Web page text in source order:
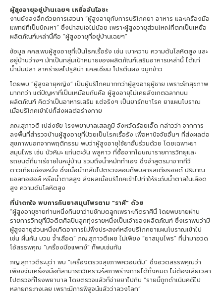
ผู้สูงอายุอยู่บ้านเฉยๆ เหยื่ออันโอชะ
งานยังลงลึกด้วยการเสวนา “ผู้สูงอายุกับการบริโภคยา อาหาร และเครื่องมือ
แพทย์ที่เป็นปัญหา” ซึ่งน่าสนใจไม่น้อย เพราะผู้สูงอายุส่วนใหญ่ที่ตกเป็นเหยื่อ
ผลิตภัณฑ์เหล่านี้คือ “ผู้สูงอายุที่อยู่บ้านเฉยๆ”
ข้อมูล คคส.พบผู้สูงอายุที่เป็นโรคเรื้อรัง เช่น เบาหวาน ความดันโลหิตสูง และ
อยู่บ้านว่างๆ มักเป็นกลุ่มเป้าหมายของผลิตภัณฑ์เสริมอาหารเหล่านี้ ได้แก่
น้ำมันปลา สาหร่ายสไปรูลิน่า แคลเซียม โปรตีนผง จมูกข้าว
โดยพบ “ผู้สูงอายุหญิง” เป็นผู้บริโภคมากกว่าผู้สูงอายุผู้ชาย เพราะรักสุขภาพ
มากกว่า แต่ปัญหาที่เป็นเหมือนกันคือ ผู้สูงอายุไม่เคยสังเกตฉลากบน
ผลิตภัณฑ์ คิดว่าเป็นอาหารเสริม แต่จริงๆ เป็นยารักษาโรค ยาแผนโบราณ
เมื่อบริโภคเข้าไปก็ส่งผลต่อร่างกาย
ภญ.สุภาวดี เปล่งชัย โรงพยาบาลเสลภูมิ จังหวัดร้อยเอ็ด กล่าวว่า จากการ
ลงพื้นที่สำรวจบ้านผู้สูงอายุที่ป่วยเป็นโรคเรื้อรัง เพื่อหาปัจจัยอื่นๆ ที่ส่งผลต่อ
สุขภาพนอกจากพฤติกรรม พบว่าผู้สูงอายุใช้ยาอื่นร่วมด้วย โดยเฉพาะยา
สมุนไพร เช่น บัวหิมะ แก่นตะวัน พลูคาว ที่ซื้อจากโฆษณารายการวิทยุและ
รถยนต์ที่มาเร่ขายในหมู่บ้าน รวมถึงน้ำหมักทำเอง ซึ่งจำสูตรมาจากทีวี
ดาวเทียมช่องหนึ่ง ซึ่งเมื่อนำกลับไปตรวจสอบก็พบสารสเตียรอยด์ ปริมาณ
แอลกอฮอล์ หรือน้ำตาลสูง ส่งผลเมื่อบริโภคเข้าไปทำให้ระดับน้ำตาลในเลือด
สูง ความดันโลหิตสูง
ที่น่าตกใจ พบการกินยาสมุนไพรตาม “ราศี” ด้วย
“ผู้สูงอายุชายท่านหนึ่งกินยาว่านชักมดลูกเพราะเกิดราศีนี้ โดยพบขายผ่าน
รายการวิทยุที่มีอดีตศิลปินลูกทุ่งรายหนึ่งเป็นเจ้าของผลิตภัณฑ์ ซึ่งเราพบว่ามี
ผู้สูงอายุส่วนหนึ่งเกิดอาการไม่พึงประสงค์หลังบริโภคยาแผนโบราณเข้าไป
เช่น ผื่นคัน บวม จ้ำเลือด” ภญ.สุภาวดีเผย ไม่เพียง “ยาสมุนไพร” ที่นำมาอวด
โอ้สรรพคุณ “เครื่องมือแพทย์” ก็พบเช่นกัน
ภญ.สุภาวดีระบุว่า พบ “เครื่องตรวจสุขภาพควอนตัม” ซึ่งอวดสรรพคุณว่า
เพียงจับเครื่องมือก็สามารถวิเคราะห์สภาพร่างกายได้ทั้งหมด ไม่ต้องเสียเวลา
ไปตรวจที่โรงพยาบาล โดยตรวจแล้วก็จ่ายยาไปกิน “รายนี้ถูกดำเนินคดีไป
หลายกระทงเลย เพราะมีการพิสูจน์แล้วว่าลวงโลก”